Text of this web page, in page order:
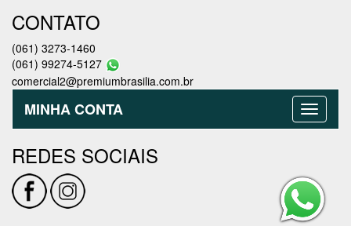
CONTATO
(061) 3273-1460
(061) 99274-5127
comercial2@premiumbrasilia.com.br
MINHA CONTA
REDES SOCIAIS